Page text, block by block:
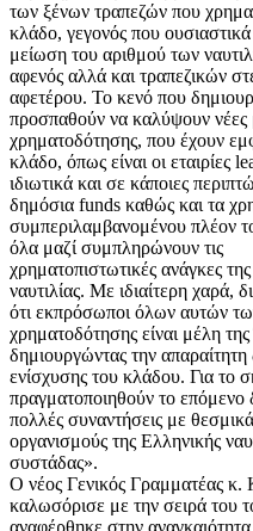
των ξένων τραπεζών που
κλάδο, γεγονός που
μείωση του αριθμού των
αφενός αλλά και τραπεζικών
αφετέρου. Το κενό που
προσπαθούν να καλύψουν νέες
χρηματοδότησης, που έχουν
κλάδο, όπως είναι οι εταιρίες
ιδιωτικά και σε κάποιες
δημόσια funds καθώς και τα
συμπεριλαμβανομένου πλέον
όλα μαζί συμπληρώνουν τις
χρηματοπιστωτικές ανάγκες
ναυτιλίας. Με ιδιαίτερη χαρά,
ότι εκπρόσωποι όλων αυτών
χρηματοδότησης είναι μέλη
δημιουργώντας την
ενίσχυσης του κλάδου. Για το
πραγματοποιηθούν το επόμενο
πολλές συναντήσεις με
οργανισμούς της Ελληνικής
συστάδας».
Ο νέος Γενικός Γραμματέας
καλωσόρισε με την σειρά του
αναφέρθηκε στην